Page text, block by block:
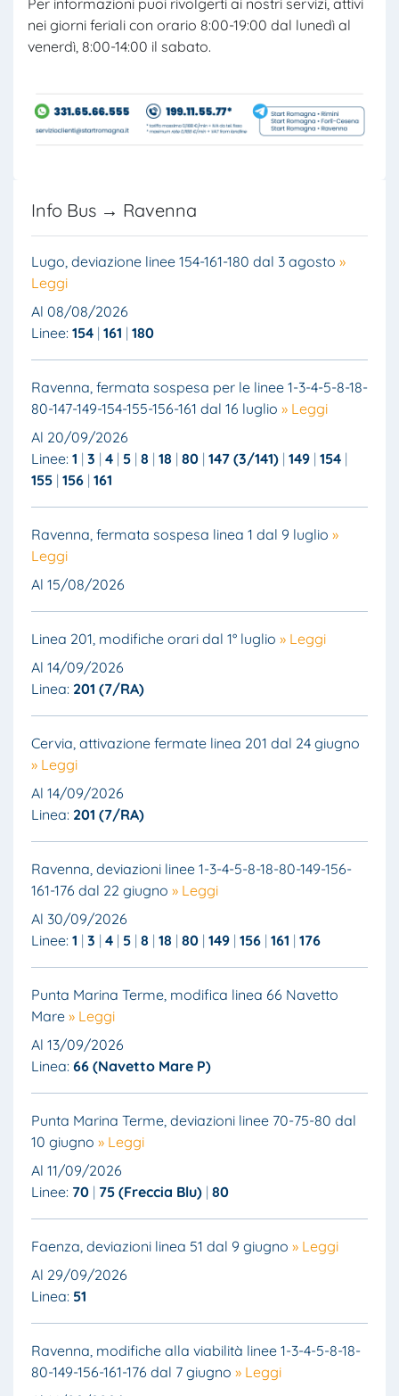
Per informazioni puoi rivolgerti ai nostri servizi, attivi
nei giorni feriali con orario 8:00-19:00 dal lunedì al
venerdì, 8:00-14:00 il sabato.
Info Bus → Ravenna
Lugo, deviazione linee 154-161-180 dal 3 agosto »
Leggi
Al 08/08/2026
Linee: 154 161 180
Ravenna, fermata sospesa per le linee 1-3-4-5-8-18-
80-147-149-154-155-156-161 dal 16 luglio » Leggi
Al 20/09/2026
Linee: 1 3 4 5 8 18 80 147 (3/141) 149 154
155 156 161
Ravenna, fermata sospesa linea 1 dal 9 luglio »
Leggi
Al 15/08/2026
Linea 201, modifiche orari dal 1° luglio » Leggi
Al 14/09/2026
Linea: 201 (7/RA)
Cervia, attivazione fermate linea 201 dal 24 giugno
» Leggi
Al 14/09/2026
Linea: 201 (7/RA)
Ravenna, deviazioni linee 1-3-4-5-8-18-80-149-156-
161-176 dal 22 giugno » Leggi
Al 30/09/2026
Linee: 1 3 4 5 8 18 80 149 156 161 176
Punta Marina Terme, modifica linea 66 Navetto
Mare » Leggi
Al 13/09/2026
Linea: 66 (Navetto Mare P)
Punta Marina Terme, deviazioni linee 70-75-80 dal
10 giugno » Leggi
Al 11/09/2026
Linee: 70 75 (Freccia Blu) 80
Faenza, deviazioni linea 51 dal 9 giugno » Leggi
Al 29/09/2026
Linea: 51
Ravenna, modifiche alla viabilità linee 1-3-4-5-8-18-
80-149-156-161-176 dal 7 giugno » Leggi